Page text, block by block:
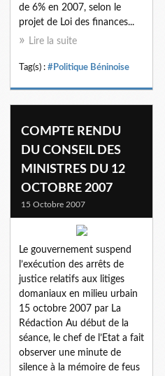
de 6% en 2007, selon le
projet de Loi des finances...
Lire la suite
Tag(s) : #Politique Béninoise
COMPTE RENDU
DU CONSEIL DES
MINISTRES DU 12
OCTOBRE 2007
15 Octobre 2007
Le gouvernement suspend
l’exécution des arrêts de
justice relatifs aux litiges
domaniaux en milieu urbain
15 octobre 2007 par La
Rédaction Au début de la
séance, le chef de l’Etat a fait
observer une minute de
silence à la mémoire de feus